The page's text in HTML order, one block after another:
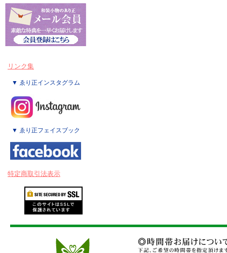
リンク集
▼ ゑり正インスタグラム
▼ ゑり正フェイスブック
特定商取引法表示